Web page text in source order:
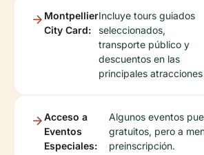
Montpellier
City Card:
Incluye tours guiados
seleccionados,
transporte público y
descuentos en las
principales
Acceso a
Eventos
Especiales:
Algunos eventos
gratuitos, pero a
preinscripción.